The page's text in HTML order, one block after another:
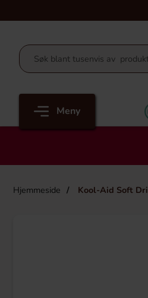
Meny
Hjemmeside Kool-Aid Soft